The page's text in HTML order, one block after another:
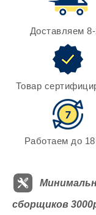
Доставляем 8-
Товар
Работаем до
сборщиков